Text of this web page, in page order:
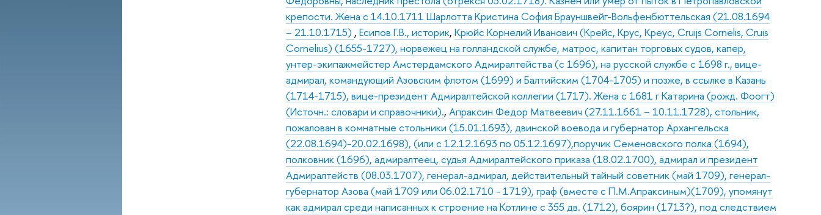
крепости. Жена с 14.10.1711 Шарлотта Кристина София Брауншвейг-Вольфенбюттельская (21.08.1694
– 21.10.1715) ,Есипов Г.В., историк,Крюйс Корнелий Иванович (Крейс, Крус, Креус, Cruijs Cornelis, Cruis
Cornelius) (1655-1727), норвежец на голландской службе, матрос, капитан торговых судов, капер,
унтер-экипажмейстер Амстердамского Адмиралтейства (с 1696), на русской службе с 1698 г., вице-
адмирал, командующий Азовским флотом (1699) и Балтийским (1704-1705) и позже, в ссылке в Казань
(1714-1715), вице-президент Адмиралтейской коллегии (1717). Жена с 1681 г Катарина (рожд. Фоогт)
(Источн.: словари и справочники).,Апраксин Федор Матвеевич (27.11.1661 – 10.11.1728), стольник,
пожалован в комнатные стольники (15.01.1693), двинской воевода и губернатор Архангельска
(22.08.1694)-20.02.1698), (или с 12.12.1693 по 05.12.1697),поручик Семеновского полка (1694),
полковник (1696), адмиралтеец, судья Адмиралтейского приказа (18.02.1700), адмирал и президент
Адмиралтейств (08.03.1707), генерал-адмирал, действительный тайный советник (май 1709), генерал-
губернатор Азова (май 1709 или 06.02.1710 - 1719), граф (вместе с П.М.Апраксиным)(1709), упомянут
как адмирал среди написанных к строение на Котлине с 355 дв. (1712), боярин (1713?), под следствием